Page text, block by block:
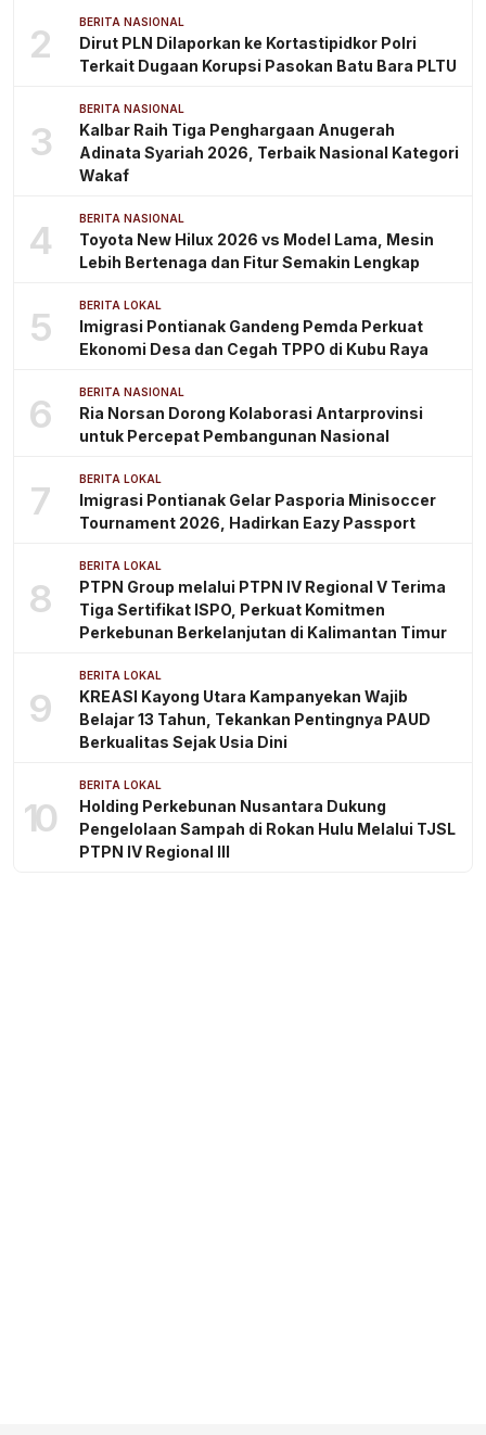
2 BERITA NASIONAL
Dirut PLN Dilaporkan ke Kortastipidkor Polri
Terkait Dugaan Korupsi Pasokan Batu Bara PLTU
3
BERITA NASIONAL
Kalbar Raih Tiga Penghargaan Anugerah
Adinata Syariah 2026, Terbaik Nasional Kategori
Wakaf
4 BERITA NASIONAL
Toyota New Hilux 2026 vs Model Lama, Mesin
Lebih Bertenaga dan Fitur Semakin Lengkap
5 BERITA LOKAL
Imigrasi Pontianak Gandeng Pemda Perkuat
Ekonomi Desa dan Cegah TPPO di Kubu Raya
6 BERITA NASIONAL
Ria Norsan Dorong Kolaborasi Antarprovinsi
untuk Percepat Pembangunan Nasional
7 BERITA LOKAL
Imigrasi Pontianak Gelar Pasporia Minisoccer
Tournament 2026, Hadirkan Eazy Passport
8
BERITA LOKAL
PTPN Group melalui PTPN IV Regional V Terima
Tiga Sertifikat ISPO, Perkuat Komitmen
Perkebunan Berkelanjutan di Kalimantan Timur
9
BERITA LOKAL
KREASI Kayong Utara Kampanyekan Wajib
Belajar 13 Tahun, Tekankan Pentingnya PAUD
Berkualitas Sejak Usia Dini
10
BERITA LOKAL
Holding Perkebunan Nusantara Dukung
Pengelolaan Sampah di Rokan Hulu Melalui TJSL
PTPN IV Regional III